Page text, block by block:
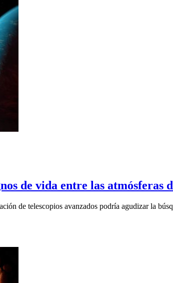
de vida entre las atmósferas
de telescopios avanzados podría agudizar la